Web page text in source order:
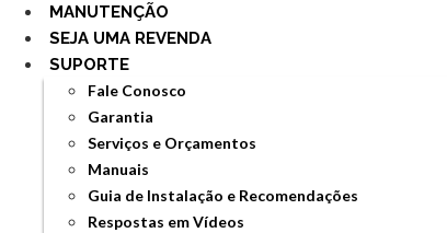
MANUTENÇÃO
SEJA UMA REVENDA
SUPORTE
Fale Conosco
Garantia
Serviços e Orçamentos
Manuais
Guia de Instalação e Recomendações
Respostas em Vídeos